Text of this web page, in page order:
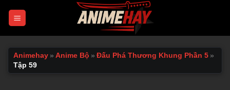
Animehay » Anime Bộ » Đấu Phá Thương Khung Phần 5 »
Tập 59